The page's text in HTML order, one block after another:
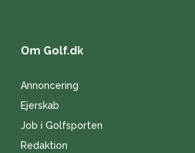
Om Golf.dk
Annoncering
Ejerskab
Job i Golfsporten
Redaktion